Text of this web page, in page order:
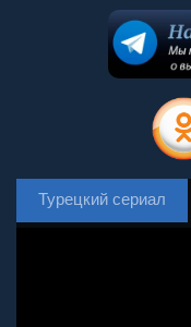
Турецкий сериал